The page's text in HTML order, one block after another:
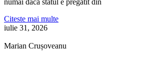
Citeste mai multe
iulie 31, 2026
Marian Crușoveanu